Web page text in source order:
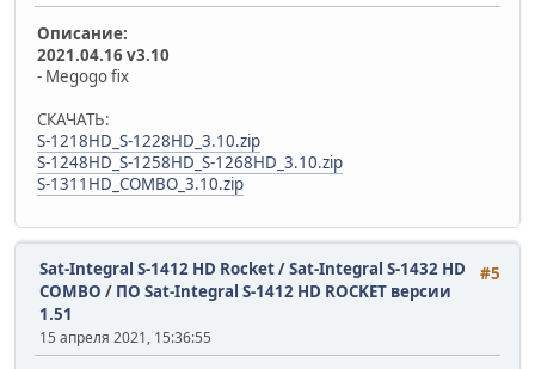
Описание:
2021.04.16 v3.10
- Megogo fix
СКАЧАТЬ:
S-1218HD_S-1228HD_3.10.zip
S-1248HD_S-1258HD_S-1268HD_3.10.zip
S-1311HD_COMBO_3.10.zip
#5
Sat-Integral S-1412 HD Rocket / Sat-Integral S-1432 HD
COMBO / ПО Sat-Integral S-1412 HD ROCKET версии
1.51
15 апреля 2021, 15:36:55